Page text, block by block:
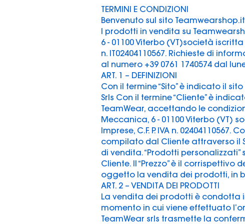
TERMINI E CONDIZIONI
Benvenuto sul sito
I prodotti in vendita su
6 - 01100 Viterbo (VT)società iscritta
n. IT02404110567. Richieste di
al numero +39 0761 1740574 dal
ART. 1 – DEFINIZIONI
Con il termine “Sito” è indicato il
Srls Con il termine “Cliente” è
TeamWear, accettando le
Meccanica, 6 - 01100 Viterbo (VT)
Imprese, C.F. P. IVA n.
compilato dal Cliente attraverso il
di vendita. “Prodotti
Cliente. Il “Prezzo” è il
oggetto la vendita dei prodotti, in
ART. 2 – VENDITA DEI PRODOTTI
La vendita dei prodotti è condotta
momento in cui viene effettuato
TeamWear srls trasmette la